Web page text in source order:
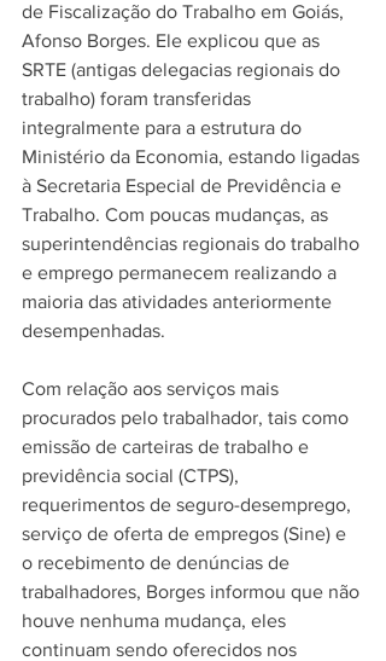
de Fiscalização do Trabalho em Goiás,
Afonso Borges. Ele explicou que as
SRTE (antigas delegacias regionais do
trabalho) foram transferidas
integralmente para a estrutura do
Ministério da Economia, estando ligadas
à Secretaria Especial de Previdência e
Trabalho. Com poucas mudanças, as
superintendências regionais do trabalho
e emprego permanecem realizando a
maioria das atividades anteriormente
desempenhadas.
Com relação aos serviços mais
procurados pelo trabalhador, tais como
emissão de carteiras de trabalho e
previdência social (CTPS),
requerimentos de seguro-desemprego,
serviço de oferta de empregos (Sine) e
o recebimento de denúncias de
trabalhadores, Borges informou que não
houve nenhuma mudança, eles
continuam sendo oferecidos nos